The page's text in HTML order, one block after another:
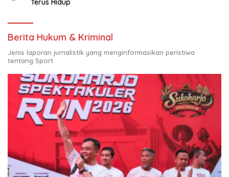
Terus Hidup
Berita Hukum & Kriminal
Jenis laporan jurnalistik yang menginformasikan peristiwa
tentang Sport